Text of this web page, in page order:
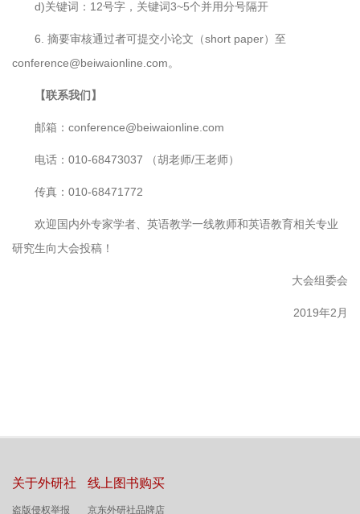
d)关键词：12号字，关键词3~5个并用分号隔开
6. 摘要审核通过者可提交小论文（short paper）至
conference@beiwaionline.com。
【联系我们】
邮箱：conference@beiwaionline.com
电话：010-68473037 （胡老师/王老师）
传真：010-68471772
欢迎国内外专家学者、英语教学一线教师和英语教育相关专业
研究生向大会投稿！
大会组委会
2019年2月
关于外研社
盗版侵权举报
线上图书购买
京东外研社品牌店